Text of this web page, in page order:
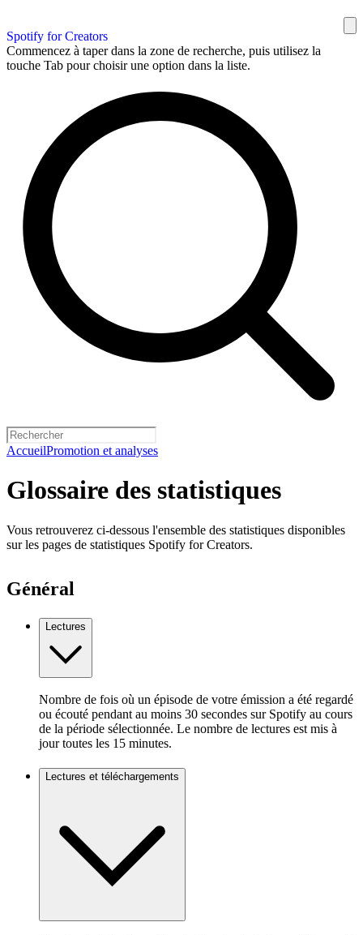
Spotify for Creators
Commencez à taper dans la zone de recherche, puis utilisez la
touche Tab pour choisir une option dans la liste.
AccueilPromotion et analyses
Glossaire des statistiques
Vous retrouverez ci-dessous l'ensemble des statistiques disponibles
sur les pages de statistiques Spotify for Creators.
Général
Lectures
Nombre de fois où un épisode de votre émission a été regardé
ou écouté pendant au moins 30 secondes sur Spotify au cours
de la période sélectionnée. Le nombre de lectures est mis à
jour toutes les 15 minutes.
Lectures et téléchargements